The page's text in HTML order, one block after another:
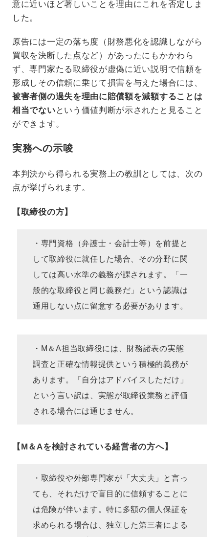
意に近いほど著しいことを理由にこれを否定しま
した。
原告には一定の落ち度（財務悪化を認識しながら
買収を決断した点など）があったにもかかわら
ず、専門家たる取締役が虚偽に近い説明で信頼を
形成しその信頼に乗じて損害を与えた場合には、
被害者側の過失を理由に賠償額を減額することは
相当でない という価値判断が示されたと見ること
ができます。
実務への示唆
本判決から得られる実務上の教訓としては、次の
点が挙げられます。
【取締役の方】
・専門資格（弁護士・会計士等）を前提と
して取締役に就任した場合、その分野に関
しては高い水準の義務が課されます。「一
般的な取締役と同じ義務だ」という認識は
通用しない点に留意する必要があります。
・M＆A担当取締役には、財務諸表の実態
調査と正確な情報提供という積極的義務が
あります。「自分はアドバイスしただけ」
という言い訳は、実態が取締役業務と評価
される場合には通じません。
【M＆Aを検討されている経営者の方へ】
・取締役や外部専門家が「大丈夫」と言っ
ても、それだけで盲目的に信頼することに
は危険が伴います。特に多額の個人保証を
求められる場合は、独立した第三者による